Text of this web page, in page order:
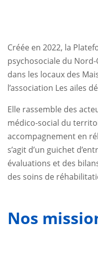
Créée en 2022, la
psychosociale du Nord-
dans les locaux des
l’association Les ailes
Elle rassemble des
médico-social du
accompagnement en
s’agit d’un guichet
évaluations et des
des soins de
Nos